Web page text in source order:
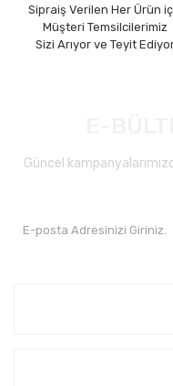
Sipraiş Verilen Her Ürün
Müşteri Temsilcilerimiz
Sizi Arıyor ve Teyit
Güncel